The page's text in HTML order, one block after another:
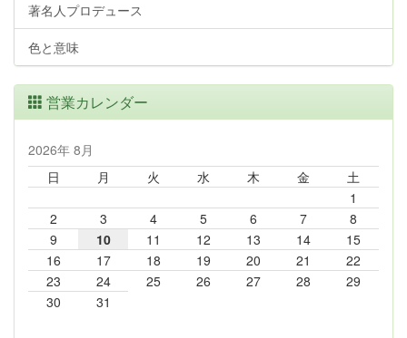
著名人プロデュース
色と意味
営業カレンダー
2026年 8月
日
月 火 水 木 金
土
1
2
3 4 5 6 7
8
9
10 11 12 13 14
15
16
17 18 19 20 21
22
23
24 25 26 27 28
29
30
31